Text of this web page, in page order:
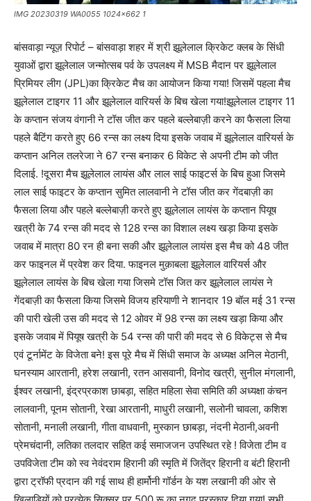
IMG 20230319 WA0055 1024x662 1
बांसवाड़ा न्यूज़ रिपोर्ट – बांसवाड़ा शहर में श्री झूलेलाल क्रिकेट क्लब के सिंधी
युवाओं द्वारा झूलेलाल जन्मोत्सब पर्व के उपलक्ष्य में MSB मैदान पर झूलेलाल
प्रिमियर लीग (JPL)का क्रिकेट मैच का आयोजन किया गया! जिसमें पहला मैच
झूलेलाल टाइगर 11 और झूलेलाल वारियर्स के बिच खेला गया!झूलेलाल टाइगर 11
के कप्तान संजय वंगानी ने टॉस जीत कर पहले बल्लेबाज़ी करने का फैसला लिया
पहले बैटिंग करते हुए 66 रन्स का लक्ष्य दिया इसके जवाब में झूलेलाल वारियर्स के
कप्तान अनिल तलरेजा ने 67 रन्स बनाकर 6 विकेट से अपनी टीम को जीत
दिलाई. !दूसरा मैच झूलेलाल लायंस और लाल साई फाइटर्स के बिच हुआ जिसमे
लाल साई फाइटर के कप्तान सुमित लालवानी ने टॉस जीत कर गेंदबाज़ी का
फैसला लिया और पहले बल्लेबाज़ी करते हुए झूलेलाल लायंस के कप्तान पियूष
खत्री के 74 रन्स की मदद से 128 रन्स का विशाल लक्ष्य खड़ा किया इसके
जवाब में मात्रा 80 रन ही बना सकी और झूलेलाल लायंस इस मैच को 48 जीत
कर फाइनल में प्रवेश कर दिया. फाइनल मुक़ाबला झूलेलाल वारियर्स और
झूलेलाल लायंस के बिच खेला गया जिसमे टॉस जित कर झूलेलाल लायंस ने
गेंदबाज़ी का फैसला किया जिसमे विजय हरियाणी ने शानदार 19 बॉल मई 31 रन्स
की पारी खेली उस की मदद से 12 ओवर में 98 रन्स का लक्ष्य खड़ा किया और
इसके जवाब में पियूष खत्री के 54 रन्स की पारी की मदद से 6 विकेट्स से मैच
एवं टूर्नामेंट के विजेता बने! इस पूरे मैच में सिंधी समाज के अध्यक्ष अनिल मेठानी,
घनस्याम आरतानी, हरेश लखानी, रतन आसवानी, विनोद खत्री, सुनील मंगलानी,
ईश्वर लखानी, इंद्रप्रकाश छाबड़ा, सहित महिला सेवा समिति की अध्यक्षा कंचन
लालवानी, पूनम सोतानी, रेखा आरतानी, माधुरी लखानी, सलोनी चावला, कशिश
सोतानी, मनाली लखानी, गीता वाधवानी, मुस्कान छाबड़ा, नंदनी मेठानी,अवनी
प्रेमचंदानी, लतिका तलदार सहित कई समाजजन उपस्थित रहे ! विजेता टीम व
उपविजेता टीम को स्व नेवंदराम हिरानी की स्मृति में जितेंद्र हिरानी व बंटी हिरानी
द्वारा ट्रॉफी प्रदान की गई साथ ही हार्मोनी गॉर्डन के यश लखानी की ओर से